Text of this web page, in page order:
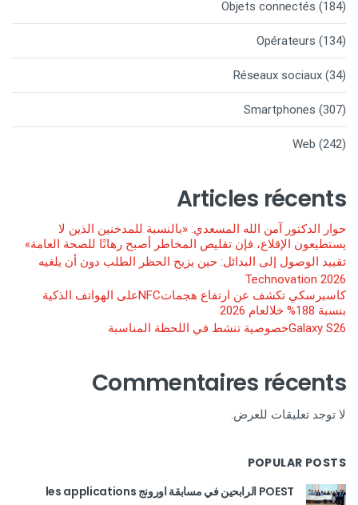
Objets connectés (184)
Opérateurs (134)
Réseaux sociaux (34)
Smartphones (307)
Web (242)
Articles récents
حوار الدكتور آمن الله المسعدي: «بالنسبة للمدخنين الذين لا
يستطيعون الإقلاع، فإن تقليص المخاطر أصبح رهانًا للصحة العامة»
تقييد الوصول إلى البدائل: حين يزيح الحظر الطلب دون أن يلغيه
Technovation 2026
كاسبرسكي تكشف عن ارتفاع هجماتNFCعلى الهواتف الذكية
بنسبة 188% خلالعام 2026
Galaxy S26خصوصية تنشط في اللحظة المناسبة
Commentaires récents
لا توجد تعليقات للعرض.
POPULAR POSTS
POEST الرابحين في مسابقة اورونج les applications